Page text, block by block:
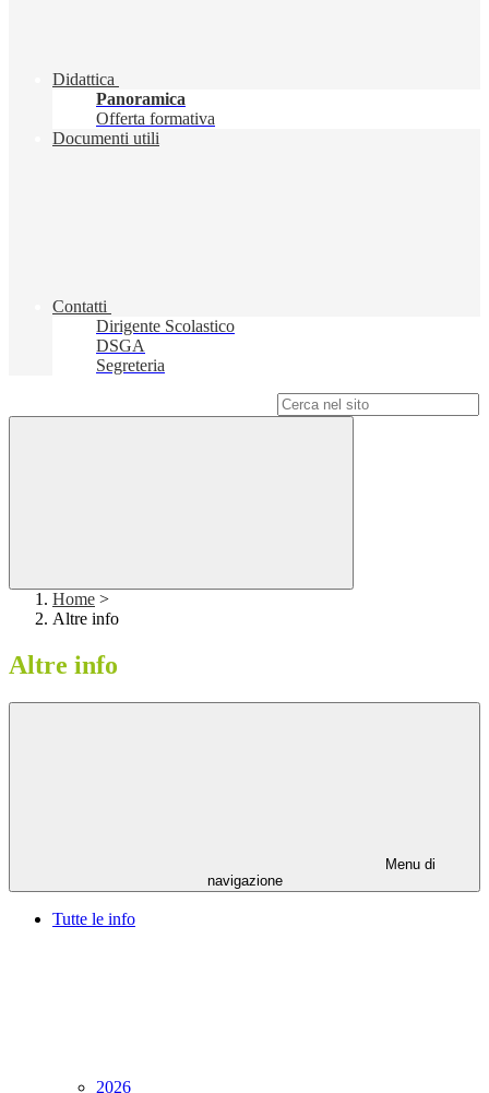
Didattica
Panoramica
Offerta formativa
Documenti utili
Contatti
Dirigente Scolastico
DSGA
Segreteria
Home >
Altre info
Altre info
Menu di
navigazione
Tutte le info
2026